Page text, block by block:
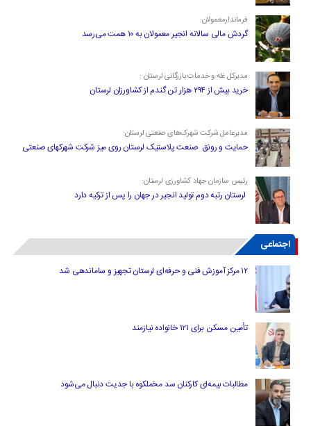
فرماندارمعمولان:
گردش مالی سالانه انجیر معمولان به ۱۰ همت می‌رسد
مدیرکل غله و خدمات بازرگانی لرستان :
خرید بیش از ۲۹۴ هزار تن گندم از کشاورزان لرستان
مدیرعامل شرکت شهرک‌های صنعتی لرستان:
حمایت و رونق صنعت پلاستیک لرستان روی میز شرکت شهرکهای صنعتی
رئیس سازمان جهاد کشاورزی لرستان:
لرستان رتبه دوم تولید انجیر در جهان را پس از ترکیه دارد
اجتماعی
۱۲ مرکز آموزش فنی و حرفه‌ای لرستان تجهیز و ساماندهی شد
تأمین مسکن برای ۱۲۱ خانواده نیازمند
مطالبات بیمه‌ای کارکنان سد مخملکوه با جدیت دنبال می‌شود